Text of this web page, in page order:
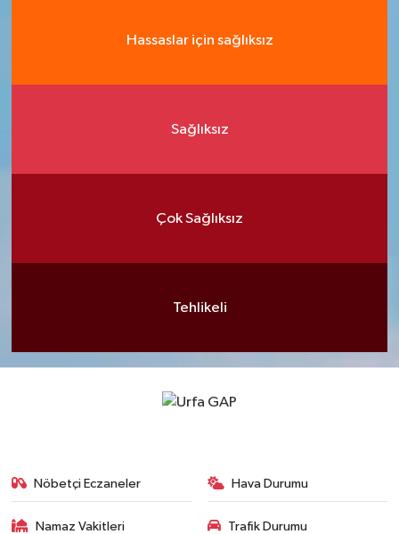
Hassaslar için sağlıksız
Sağlıksız
Çok Sağlıksız
Tehlikeli
Nöbetçi Eczaneler Hava Durumu
Namaz Vakitleri Trafik Durumu